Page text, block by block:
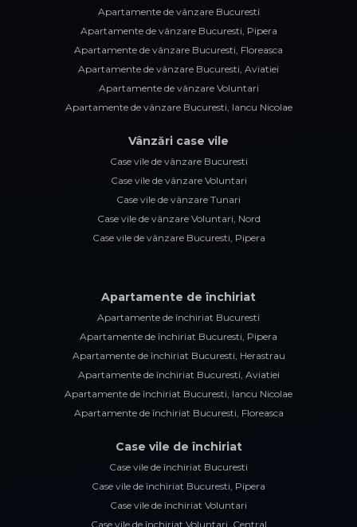
Apartamente de vânzare Bucuresti
Apartamente de vânzare Bucuresti, Pipera
Apartamente de vânzare Bucuresti, Floreasca
Apartamente de vânzare Bucuresti, Aviatiei
Apartamente de vânzare Voluntari
Apartamente de vânzare Bucuresti, Iancu Nicolae
Vânzări case vile
Case vile de vânzare Bucuresti
Case vile de vânzare Voluntari
Case vile de vânzare Tunari
Case vile de vânzare Voluntari, Nord
Case vile de vânzare Bucuresti, Pipera
Apartamente de închiriat
Apartamente de închiriat Bucuresti
Apartamente de închiriat Bucuresti, Pipera
Apartamente de închiriat Bucuresti, Herastrau
Apartamente de închiriat Bucuresti, Aviatiei
Apartamente de închiriat Bucuresti, Iancu Nicolae
Apartamente de închiriat Bucuresti, Floreasca
Case vile de închiriat
Case vile de închiriat Bucuresti
Case vile de închiriat Bucuresti, Pipera
Case vile de închiriat Voluntari
Case vile de închiriat Voluntari, Central